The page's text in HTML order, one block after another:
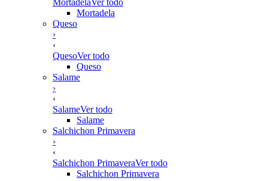
MortadelaVer todo
Mortadela
Queso
›
‹
QuesoVer todo
Queso
Salame
›
‹
SalameVer todo
Salame
Salchichon Primavera
›
‹
Salchichon PrimaveraVer todo
Salchichon Primavera